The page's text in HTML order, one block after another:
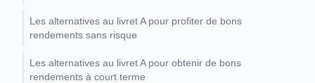
Les alternatives au livret A pour profiter de bons
rendements sans risque
Les alternatives au livret A pour obtenir de bons
rendements à court terme